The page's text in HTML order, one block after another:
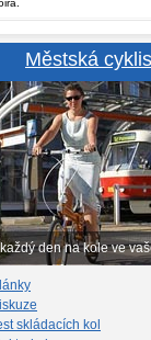
Městská
každý den na kole ve
skládacích kol